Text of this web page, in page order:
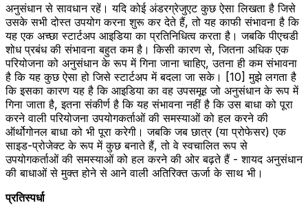
अनुसंधान से सावधान रहें। यदि कोई अंडरग्रेजुएट कुछ ऐसा लिखता है जिसे
उसके सभी दोस्त उपयोग करना शुरू कर देते हैं, तो यह काफी संभावना है कि
यह एक अच्छा स्टार्टअप आइडिया का प्रतिनिधित्व करता है। जबकि पीएचडी
शोध प्रबंध की संभावना बहुत कम है। किसी कारण से, जितना अधिक एक
परियोजना को अनुसंधान के रूप में गिना जाना चाहिए, उतना ही कम संभावना
है कि यह कुछ ऐसा हो जिसे स्टार्टअप में बदला जा सके। [10] मुझे लगता है
कि इसका कारण यह है कि आइडिया का वह उपसमूह जो अनुसंधान के रूप में
गिना जाता है, इतना संकीर्ण है कि यह संभावना नहीं है कि उस बाधा को पूरा
करने वाली परियोजना उपयोगकर्ताओं की समस्याओं को हल करने की
ऑर्थोगोनल बाधा को भी पूरा करेगी। जबकि जब छात्र (या प्रोफेसर) एक
साइड-प्रोजेक्ट के रूप में कुछ बनाते हैं, तो वे स्वचालित रूप से
उपयोगकर्ताओं की समस्याओं को हल करने की ओर बढ़ते हैं - शायद अनुसंधान
की बाधाओं से मुक्त होने से आने वाली अतिरिक्त ऊर्जा के साथ भी।
प्रतिस्पर्धा